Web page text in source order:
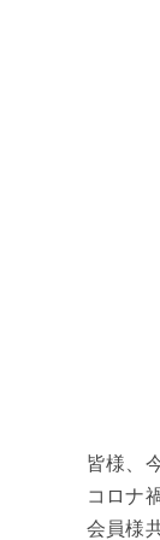
皆様、
コロナ
会員様